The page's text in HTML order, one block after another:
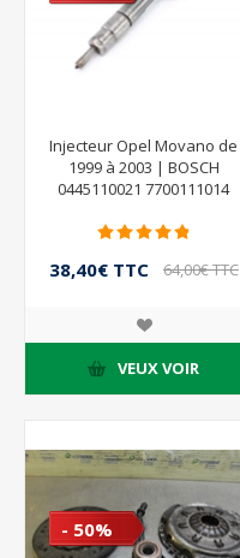
Injecteur Opel Movano de
1999 à 2003 | BOSCH
0445110021 7700111014
38,40€ TTC 64,00€ TTC
VEUX VOIR
- 50%